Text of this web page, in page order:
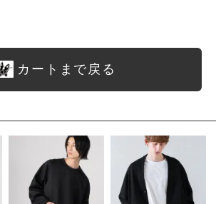
カートまで戻る